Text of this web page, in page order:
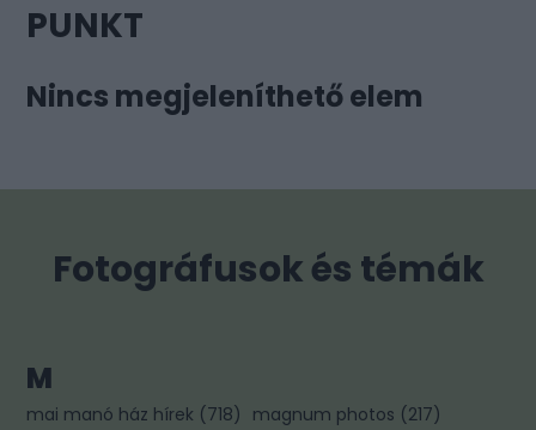
PUNKT
Nincs megjeleníthető elem
Fotográfusok és témák
M
mai manó ház hírek (718) magnum photos (217)